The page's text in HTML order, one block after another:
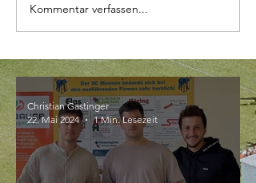
Kommentar verfassen...
Christian Gastinger
22. Mai 2024
1 Min. Lesezeit